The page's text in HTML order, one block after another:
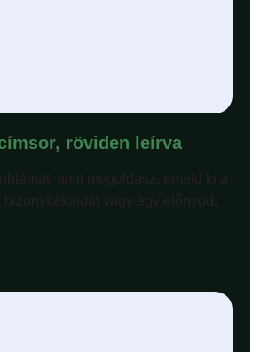
röviden leírva
amit megoldasz, emeld ki a
bizonyítékaidat vagy egy előnyöd,